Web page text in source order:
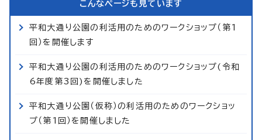
こんなページも見ています
平和大通り公園の利活用のためのワークショップ（第1
回）を開催します
平和大通り公園の利活用のためのワークショップ(令和
6年度第3回)を開催しました
平和大通り公園（仮称）の利活用のためのワークショッ
プ（第1回）を開催しました